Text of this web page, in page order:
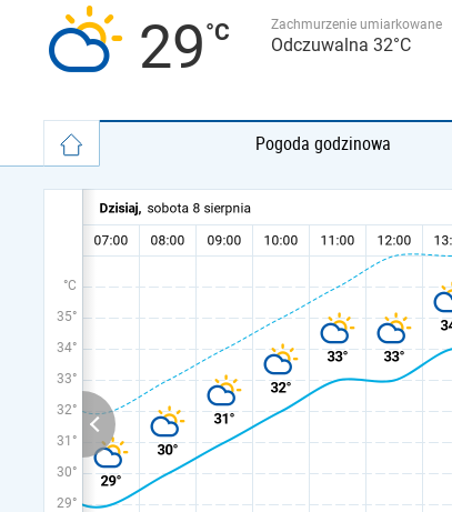
29 Zachmurzenie umiarkowane
Odczuwalna 32°C
Pogoda godzinowa
°C
35°
34°
33°
32°
31°
30°
29°